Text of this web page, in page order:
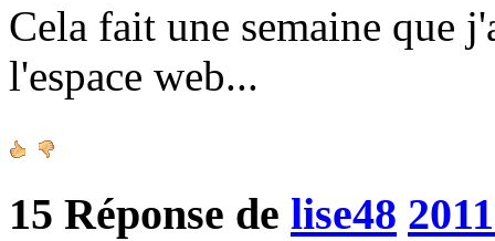
Cela fait une semaine que
l'espace web...
15 Réponse de lise48